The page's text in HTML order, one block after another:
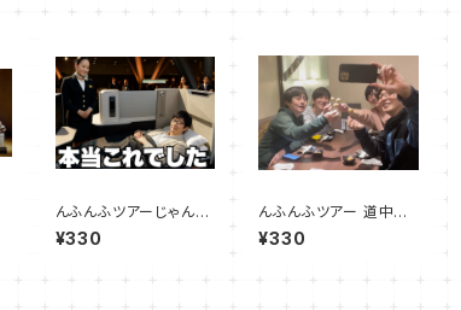
んふんふツアーじゃんけ
んトーク総集編
¥330
んふんふツアー 道中オ
フムービー03
¥330